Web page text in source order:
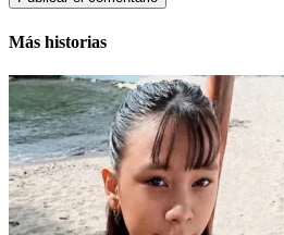
Más historias